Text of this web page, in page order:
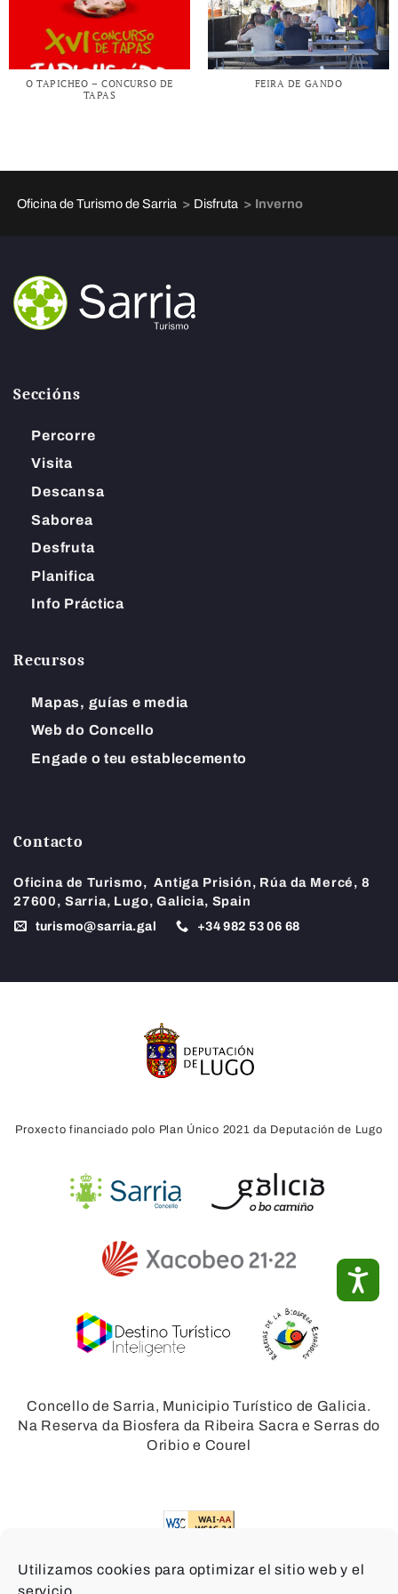
Utilizamos cookies para optimizar el sitio web y el
O TAPICHEO – CONCURSO DE
TAPAS
FEIRA DE GANDO
Oficina de Turismo de Sarria > Disfruta > Inverno
Seccións
Percorre
Visita
Descansa
Saborea
Desfruta
Planifica
Info Práctica
Recursos
Mapas, guías e media
Web do Concello
Engade o teu establecemento
Contacto
Oficina de Turismo, Antiga Prisión, Rúa da Mercé, 8
27600, Sarria, Lugo, Galicia, Spain
turismo@sarria.gal +34982 53 06 68
Proxecto financiado polo Plan Único 2021 da Deputación de Lugo
Concello de Sarria, Municipio Turístico de Galicia.
Na Reserva da Biosfera da Ribeira Sacra e Serras do
Oribio e Courel